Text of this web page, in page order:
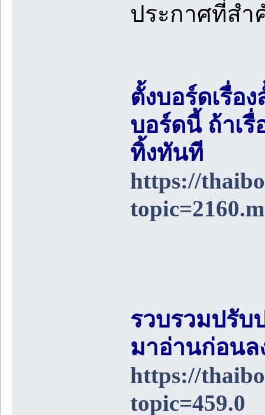
ประกาศที่ส
ตั้งบอร์ดเรื่อ
บอร์ดนี้ ถ้าเ
ทิ้งทันที
https://
รวบรวมปรับ
มาอ่านก่อน
https://
topic=459.0